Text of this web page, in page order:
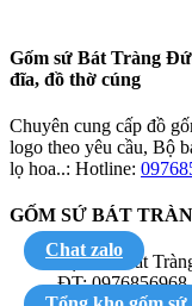
Gốm sứ Bát Tràng
đĩa, đồ thờ cúng
Chuyên cung cấp đồ
logo theo yêu cầu, Bộ
lọ hoa..: Hotline:
GỐM SỨ BÁT
Địa chỉ: Bát
ĐT: 0976856968
Chat zalo